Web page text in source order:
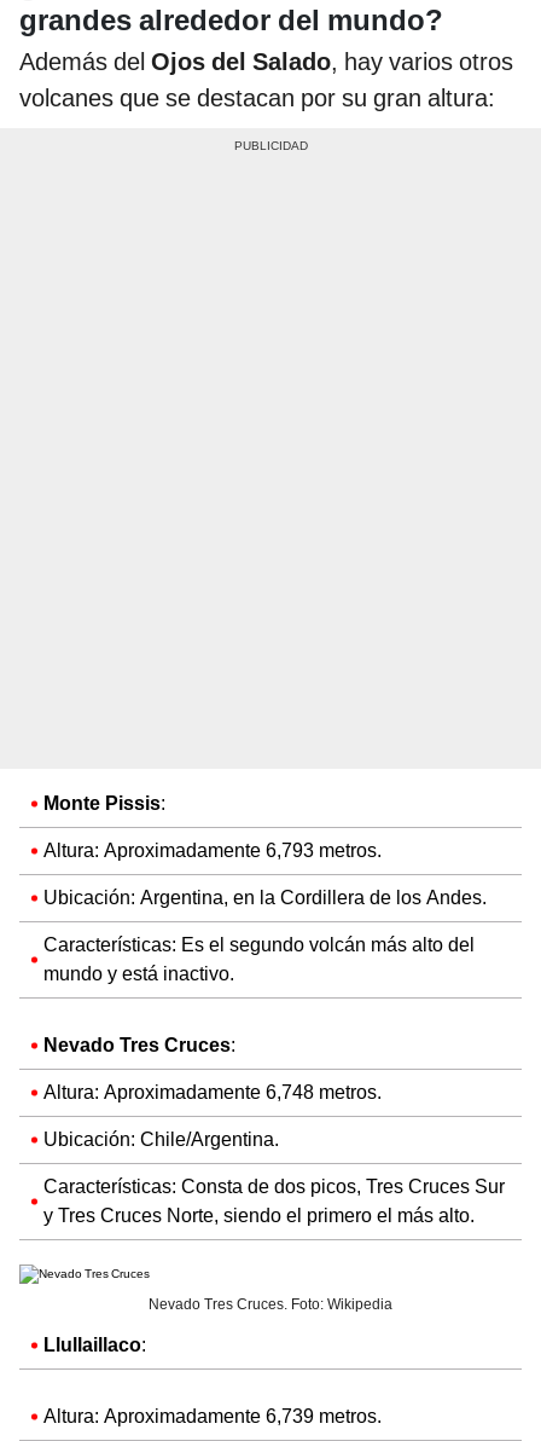
grandes alrededor del mundo?
Además del Ojos del Salado, hay varios otros
volcanes que se destacan por su gran altura:
Monte Pissis:
Altura: Aproximadamente 6,793 metros.
Ubicación: Argentina, en la Cordillera de los Andes.
Características: Es el segundo volcán más alto del
mundo y está inactivo.
Nevado Tres Cruces:
Altura: Aproximadamente 6,748 metros.
Ubicación: Chile/Argentina.
Características: Consta de dos picos, Tres Cruces Sur
y Tres Cruces Norte, siendo el primero el más alto.
Nevado Tres Cruces. Foto: Wikipedia
Llullaillaco:
Altura: Aproximadamente 6,739 metros.